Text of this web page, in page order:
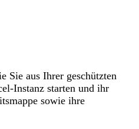
Sie aus Ihrer geschützten
Instanz starten und ihr
sowie ihre